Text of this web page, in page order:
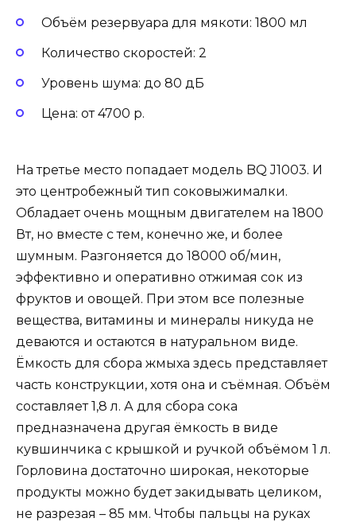
Объём резервуара для мякоти: 1800 мл
Количество скоростей: 2
Уровень шума: до 80 дБ
Цена: от 4700 р.
На третье место попадает модель BQ J1003. И
это центробежный тип соковыжималки.
Обладает очень мощным двигателем на 1800
Вт, но вместе с тем, конечно же, и более
шумным. Разгоняется до 18000 об/мин,
эффективно и оперативно отжимая сок из
фруктов и овощей. При этом все полезные
вещества, витамины и минералы никуда не
деваются и остаются в натуральном виде.
Ёмкость для сбора жмыха здесь представляет
часть конструкции, хотя она и съёмная. Объём
составляет 1,8 л. А для сбора сока
предназначена другая ёмкость в виде
кувшинчика с крышкой и ручкой объёмом 1 л.
Горловина достаточно широкая, некоторые
продукты можно будет закидывать целиком,
не разрезая – 85 мм. Чтобы пальцы на руках